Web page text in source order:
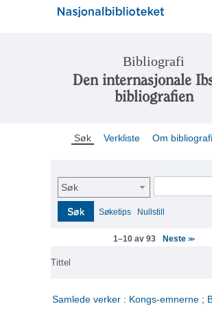
Bibliografi
Den internasjonale
bibliografien
Søk Verkliste Om
Søk
Søk Søketips Nullstill
1–10 av 93 Neste>>
Tittel
Samlede verker : Kongs-emnerne ;